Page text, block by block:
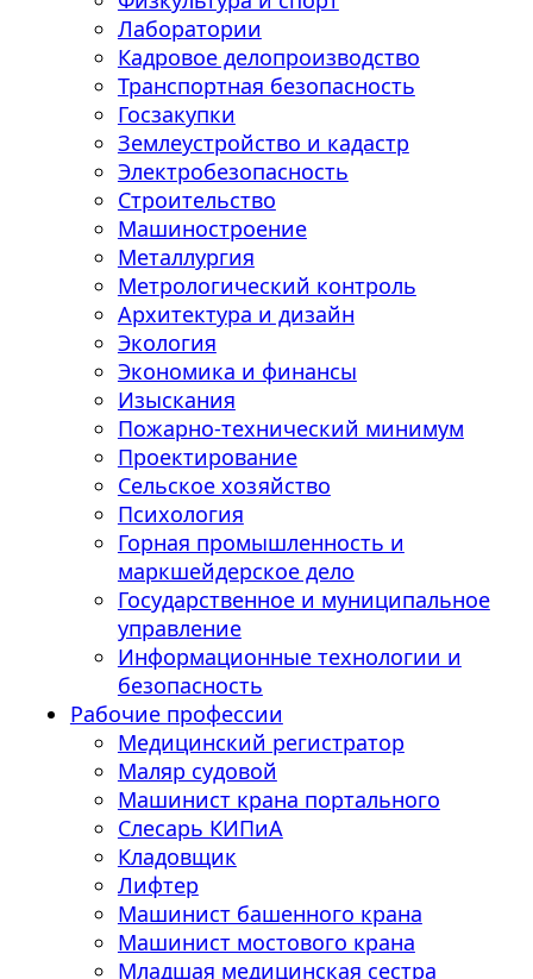
Лаборатории
Кадровое делопроизводство
Транспортная безопасность
Госзакупки
Землеустройство и кадастр
Электробезопасность
Строительство
Машиностроение
Металлургия
Метрологический контроль
Архитектура и дизайн
Экология
Экономика и финансы
Изыскания
Пожарно-технический минимум
Проектирование
Сельское хозяйство
Психология
Горная промышленность и
маркшейдерское дело
Государственное и муниципальное
управление
Информационные технологии и
безопасность
Рабочие профессии
Медицинский регистратор
Маляр судовой
Машинист крана портального
Слесарь КИПиА
Кладовщик
Лифтер
Машинист башенного крана
Машинист мостового крана
Младшая медицинская сестра